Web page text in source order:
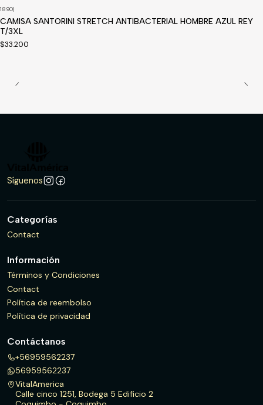
1890|
CAMISA SANTORINI STRETCH ANTIBACTERIAL HOMBRE AZUL REY
T/3XL
$33.200
Síguenos
Categorías
Contact
Información
Términos y Condiciones
Contact
Política de reembolso
Política de privacidad
Contáctanos
+56959562237
56959562237
VitalAmerica
Calle cinco 1251, Bodega 5 Edificio 2